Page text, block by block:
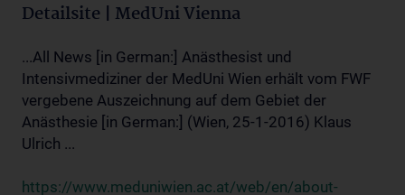
Detailsite | MedUni Vienna
...All News [in German:] Anästhesist und
Intensivmediziner der MedUni Wien erhält vom FWF
vergebene Auszeichnung auf dem Gebiet der
Anästhesie [in German:] (Wien, 25-1-2016) Klaus
Ulrich ...
https://www.meduniwien.ac.at/web/en/about-